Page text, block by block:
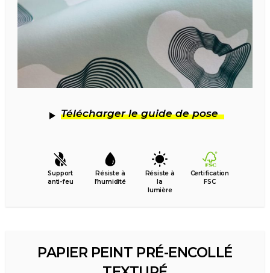
Télécharger le guide de pose
Support
anti-feu
Résiste à
l’humidité
Résiste à
la
lumière
Certification
FSC
PAPIER PEINT PRÉ-ENCOLLÉ